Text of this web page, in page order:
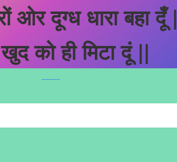
ओर दूग्ध धारा बहा दूँ |
को ही मिटा दूं ||